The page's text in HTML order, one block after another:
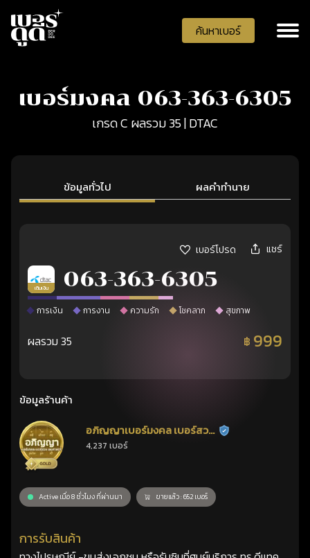
ค้นหาเบอร์
เบอร์มงคล 063-363-6305
เกรด C ผลรวม 35 | DTAC
ข้อมูลทั่วไป ผลคำทำนาย
เบอร์โปรด แชร์
เติมเงิน 063-363-6305
การเงิน การงาน ความรัก โชคลาภ สุขภาพ
ผลรวม 35 ฿ 999
ข้อมูลร้านค้า
อภิญญาเบอร์มงคล เบอร์สวย
เลขศาสตร์
ร้านยืนยันแล้ว
4,237 เบอร์
Active เมื่อ 8 ชั่วโมง ที่ผ่านมา ขายแล้ว : 652 เบอร์
การรับสินค้า